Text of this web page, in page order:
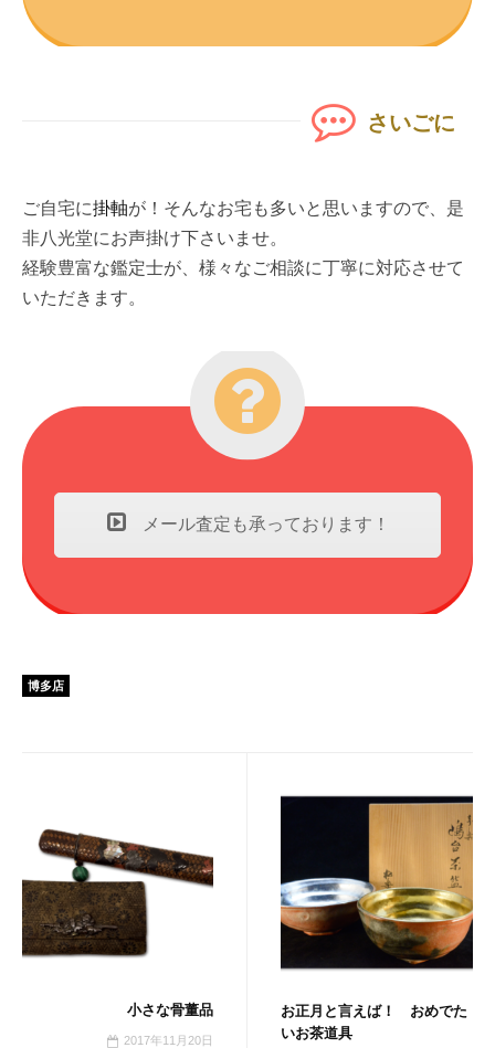
さいごに
ご自宅に掛軸が！そんなお宅も多いと思いますので、是
非八光堂にお声掛け下さいませ。
経験豊富な鑑定士が、様々なご相談に丁寧に対応させて
いただきます。
メール査定も承っております！
博多店
小さな骨董品
2017年11月20日
お正月と言えば！ おめでた
いお茶道具